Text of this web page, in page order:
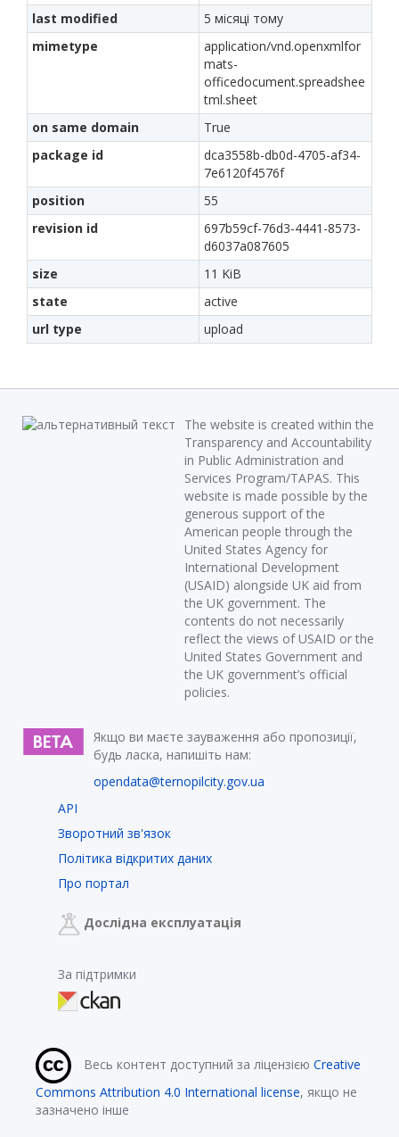
last modified
5 місяці тому
mimetype
application/vnd.openxmlfor
mats-
officedocument.spreadshee
tml.sheet
on same domain
True
package id
dca3558b-db0d-4705-af34-
7e6120f4576f
position
55
revision id
697b59cf-76d3-4441-8573-
d6037a087605
size
11 KiB
state
active
url type
upload
The website is created within the
Transparency and Accountability
in Public Administration and
Services Program/TAPAS. This
website is made possible by the
generous support of the
American people through the
United States Agency for
International Development
(USAID) alongside UK aid from
the UK government. The
contents do not necessarily
reflect the views of USAID or the
United States Government and
the UK government’s official
policies.
Якщо ви маєте зауваження або пропозиції,
будь ласка, напишіть нам:
opendata@ternopilcity.gov.ua
API
Зворотний зв'язок
Політика відкритих даних
Про портал
Дослідна експлуатація
За підтримки
Весь контент доступний за ліцензією Creative
Commons Attribution 4.0 International license, якщо не
зазначено інше